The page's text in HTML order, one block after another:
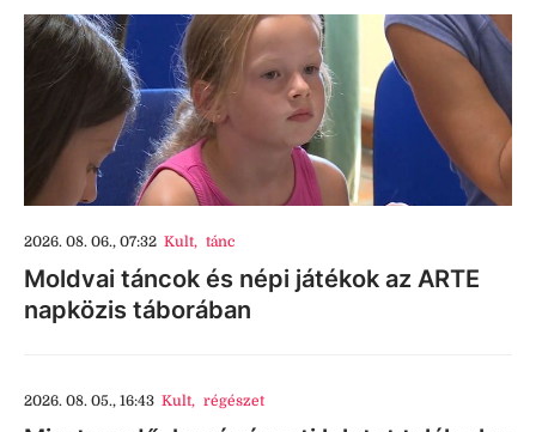
2026. 08. 06., 07:32 Kult, tánc
Moldvai táncok és népi játékok az ARTE
napközis táborában
2026. 08. 05., 16:43 Kult, régészet